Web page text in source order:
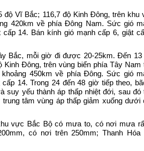
Vĩ Bắc; 116,7 độ Kinh Đông, trên khu
420km về phía Đông Nam. Sức gió
cấp 14. Bán kính gió mạnh cấp 6, giật
Bắc, mỗi giờ đi được 20-25km. Đến 13
Đông, trên vùng biển phía Tây Nam
450km về phía Đông. Sức gió
14. Trong 24 đến 48 giờ tiếp theo,
yếu thành áp thấp nhiệt đới, sau đó
tâm vùng áp thấp giảm xuống dưới
vực Bắc Bộ có mưa to, có nơi mưa
có nơi trên 250mm; Thanh Hóa